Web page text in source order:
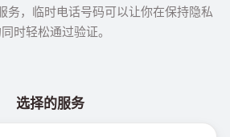
务，临时电话号码可以让你在保持隐私
时轻松通过验证。
选择的服务